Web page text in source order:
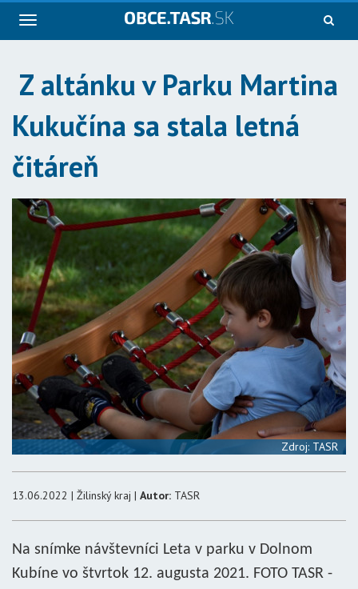
Navigácia
Z altánku v Parku Martina
Kukučína sa stala letná
čitáreň
Zdroj: TASR
13.06.2022 | Žilinský kraj | Autor: TASR
Na snímke návštevníci Leta v parku v Dolnom
Kubíne vo štvrtok 12. augusta 2021. FOTO TASR -